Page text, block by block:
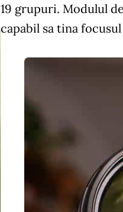
19 grupuri. Modulul
capabil sa tina